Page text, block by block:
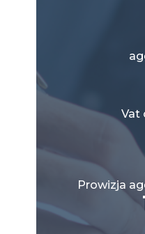
Vat
Prowizja